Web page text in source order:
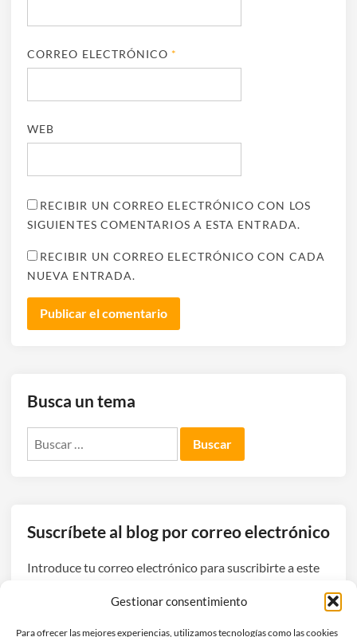
Gestionar consentimiento
Para ofrecer las mejores experiencias, utilizamos tecnologías como las cookies
CORREO ELECTRÓNICO *
WEB
RECIBIR UN CORREO ELECTRÓNICO CON LOS
SIGUIENTES COMENTARIOS A ESTA ENTRADA.
RECIBIR UN CORREO ELECTRÓNICO CON CADA
NUEVA ENTRADA.
Busca un tema
Suscríbete al blog por correo electrónico
Introduce tu correo electrónico para suscribirte a este